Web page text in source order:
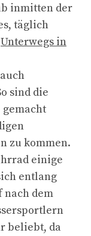
inmitten der
täglich
Unterwegs in
sind die
gemacht
zu kommen.
einige
entlang
nach dem
beliebt, da